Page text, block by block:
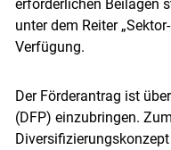
erforderlichen Beilagen
unter dem Reiter
Verfügung.
Der Förderantrag ist
(DFP) einzubringen.